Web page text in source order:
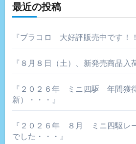
ー
シ
ョ
ン
最近の投稿
『プラコロ 大好評販売中です！
『８月８日（土）、新発売商品入
『２０２６年 ミニ四駆 年間獲
新）・・・』
『２０２６年 ８月 ミニ四駆レ
でした・・・』